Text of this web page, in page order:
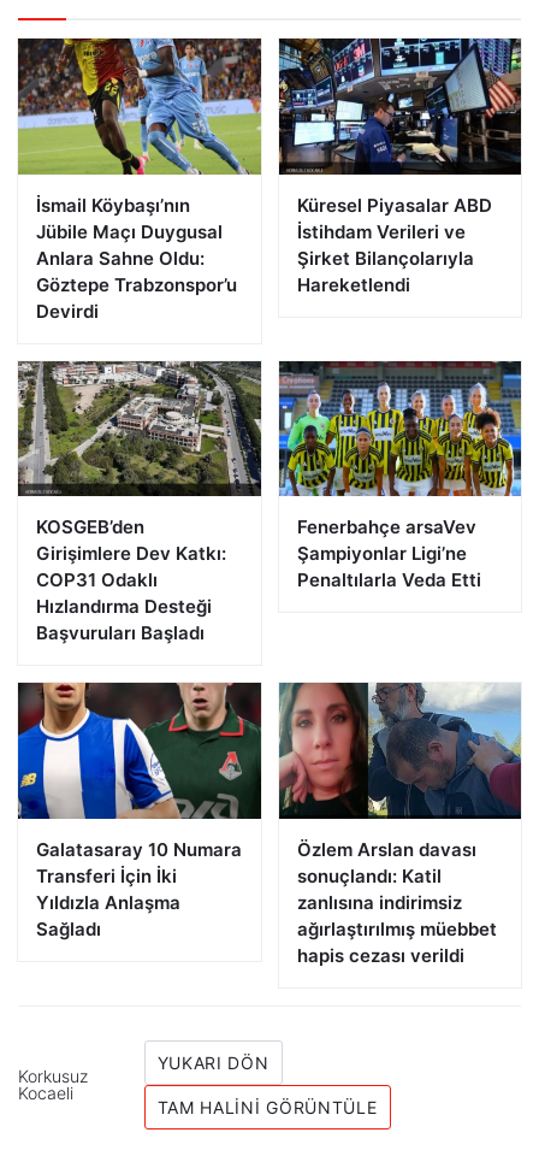
İsmail Köybaşı’nın
Jübile Maçı Duygusal
Anlara Sahne Oldu:
Göztepe Trabzonspor’u
Devirdi
Küresel Piyasalar ABD
İstihdam Verileri ve
Şirket Bilançolarıyla
Hareketlendi
KOSGEB’den
Girişimlere Dev Katkı:
COP31 Odaklı
Hızlandırma Desteği
Başvuruları Başladı
Fenerbahçe arsaVev
Şampiyonlar Ligi’ne
Penaltılarla Veda Etti
Galatasaray 10 Numara
Transferi İçin İki
Yıldızla Anlaşma
Sağladı
Özlem Arslan davası
sonuçlandı: Katil
zanlısına indirimsiz
ağırlaştırılmış müebbet
hapis cezası verildi
Korkusuz
Kocaeli
YUKARI DÖN
TAM HALINI GÖRÜNTÜLE